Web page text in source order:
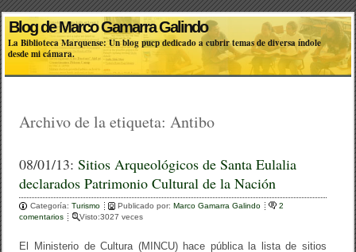
Blog de Marco Gamarra Galindo
La Biblioteca Marquense: Un blog pucp dedicado a cubrir temas de diversa índole
desde mi cámara.
Archivo de la etiqueta:Antibo
08/01/13:Sitios Arqueológicos de Santa Eulalia
declarados Patrimonio Cultural de la Nación
Categoría:Turismo Publicado por:Marco Gamarra Galindo
2
comentarios
Visto:3027 veces
El Ministerio de Cultura (MINCU) hace pública la lista de sitios